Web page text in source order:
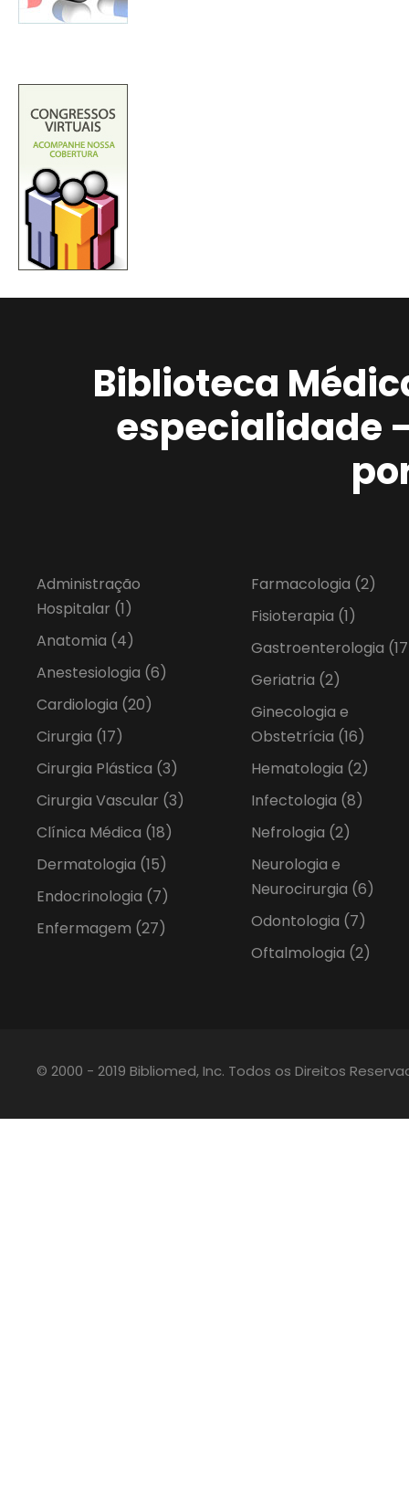
Biblioteca
especialidade
Administração
Hospitalar (1)
Anatomia (4)
Anestesiologia (6)
Cardiologia (20)
Cirurgia (17)
Cirurgia Plástica (3)
Cirurgia Vascular (3)
Clínica Médica (18)
Dermatologia (15)
Endocrinologia (7)
Enfermagem (27)
Farmacologia (2)
Fisioterapia (1)
Gastroenterologia
Geriatria (2)
Ginecologia e
Obstetrícia (16)
Hematologia (2)
Infectologia (8)
Nefrologia (2)
Neurologia e
Neurocirurgia (6)
Odontologia (7)
Oftalmologia (2)
© 2000 - 2019 Bibliomed, Inc. Todos os Direitos